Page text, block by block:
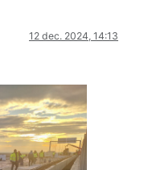
12 dec. 2024, 14:13